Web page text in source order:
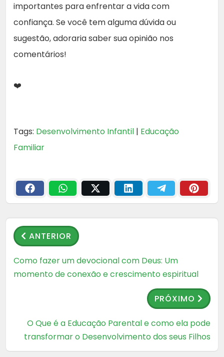
importantes para enfrentar a vida com
confiança. Se você tem alguma dúvida ou
sugestão, adoraria saber sua opinião nos
comentários!
❤️
Tags: Desenvolvimento Infantil | Educação
Familiar
ANTERIOR
Como fazer um devocional com Deus: Um
momento de conexão e crescimento espiritual
PRÓXIMO
O Que é a Educação Parental e como ela pode
transformar o Desenvolvimento dos seus Filhos